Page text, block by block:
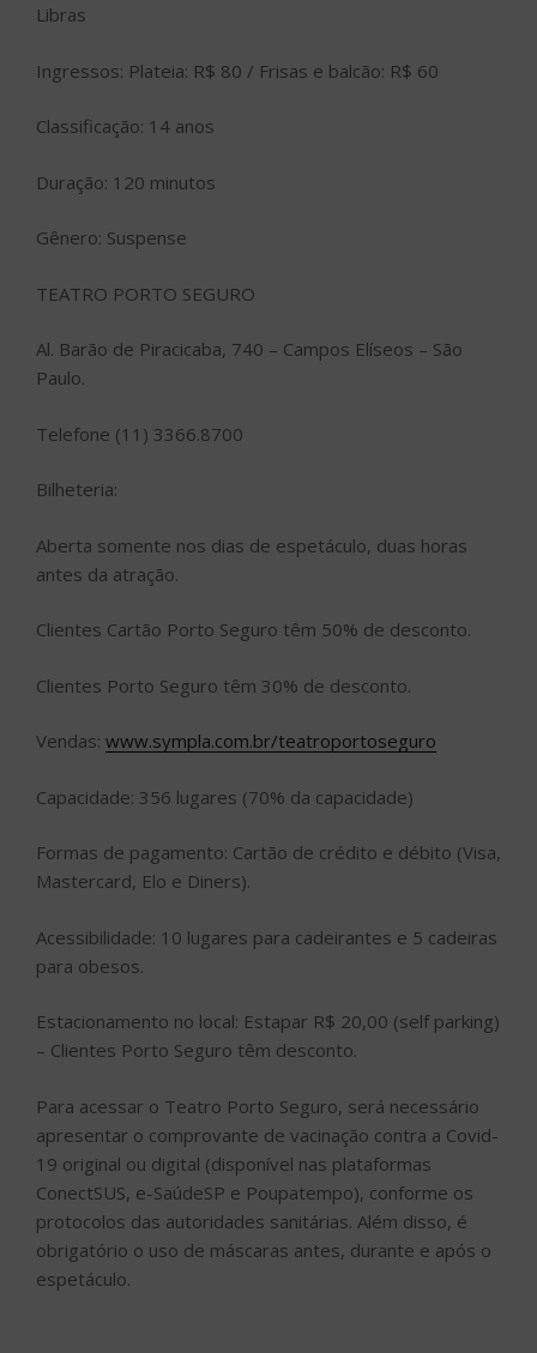
Libras
Ingressos: Plateia: R$ 80 / Frisas e balcão: R$ 60
Classificação: 14 anos
Duração: 120 minutos
Gênero: Suspense
TEATRO PORTO SEGURO
Al. Barão de Piracicaba, 740 – Campos Elíseos – São
Paulo.
Telefone (11) 3366.8700
Bilheteria:
Aberta somente nos dias de espetáculo, duas horas
antes da atração.
Clientes Cartão Porto Seguro têm 50% de desconto.
Clientes Porto Seguro têm 30% de desconto.
Vendas: www.sympla.com.br/teatroportoseguro
Capacidade: 356 lugares (70% da capacidade)
Formas de pagamento: Cartão de crédito e débito (Visa,
Mastercard, Elo e Diners).
Acessibilidade: 10 lugares para cadeirantes e 5 cadeiras
para obesos.
Estacionamento no local: Estapar R$ 20,00 (self parking)
– Clientes Porto Seguro têm desconto.
Para acessar o Teatro Porto Seguro, será necessário
apresentar o comprovante de vacinação contra a Covid-
19 original ou digital (disponível nas plataformas
ConectSUS, e-SaúdeSP e Poupatempo), conforme os
protocolos das autoridades sanitárias. Além disso, é
obrigatório o uso de máscaras antes, durante e após o
espetáculo.